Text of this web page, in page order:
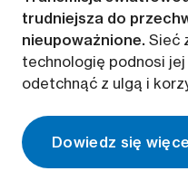
trudniejsza do
nieupoważnione. Sieć
technologię podnosi
odetchnąć z ulgą i
Dowiedz się